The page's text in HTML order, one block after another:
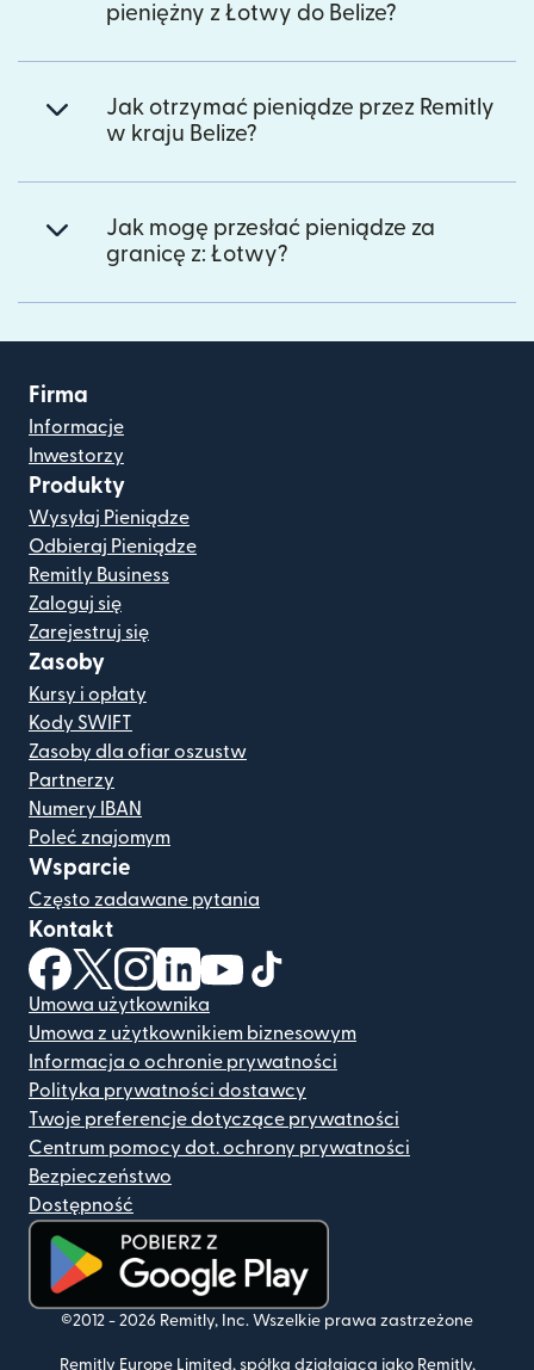
pieniężny z Łotwy do Belize?
Jak otrzymać pieniądze przez Remitly
w kraju Belize?
Jak mogę przesłać pieniądze za
granicę z: Łotwy?
Firma
Informacje
Inwestorzy
Produkty
Wysyłaj Pieniądze
Odbieraj Pieniądze
Remitly Business
Zaloguj się
Zarejestruj się
Zasoby
Kursy i opłaty
Kody SWIFT
Zasoby dla ofiar oszustw
Partnerzy
Numery IBAN
Poleć znajomym
Wsparcie
Często zadawane pytania
Kontakt
(otwiera się w nowym oknie)
(otwiera się w nowym oknie)
(otwiera się w nowym oknie)
(otwiera się w nowym oknie)
(otwiera się w nowym oknie)
Umowa użytkownika
Umowa z użytkownikiem biznesowym
Informacja o ochronie prywatności
Polityka prywatności dostawcy
Twoje preferencje dotyczące prywatności
Centrum pomocy dot. ochrony prywatności
Bezpieczeństwo
Dostępność
(otwiera się w nowym oknie)
©2012 - 2026 Remitly, Inc. Wszelkie prawa zastrzeżone
Remitly Europe Limited, spółka działająca jako Remitly,